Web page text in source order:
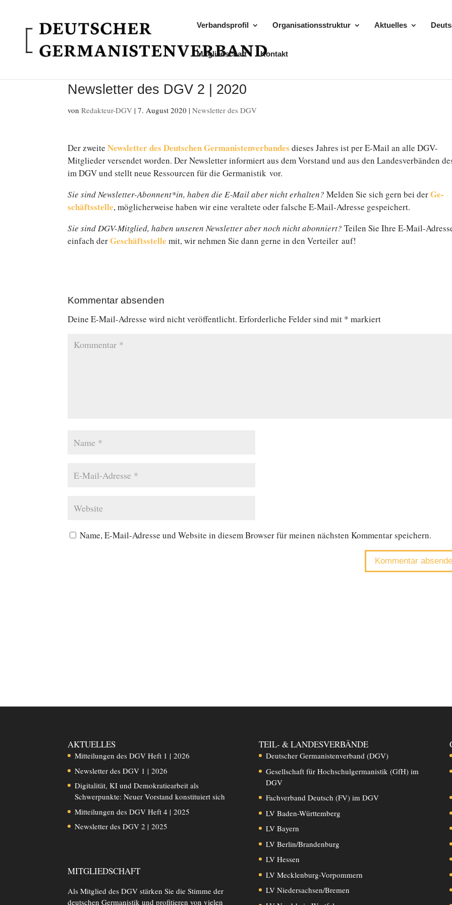
Verbandsprofil Organisationsstruktur Aktuelles
Mitgliedschaft Kontakt
Newsletter des DGV 2 | 2020
vonRedakteur-DGV |7. August 2020 |Newsletter des DGV
Der zweiteNews­let­ter des Deutschen Germanistenverbandes dieses Jahres ist per E‑Mail an alle DGV-
Mitglieder ver­sen­det worden. Der News­let­ter in­for­miert aus dem Vor­stand und aus den Lan­des­ver­bän­den
im DGV und stellt neue Res­sour­cen für die Ger­ma­nis­tik vor.
Sie sind Newsletter-Abonnent*in, haben die E‑Mail aber nicht er­hal­ten? Melden Sie sich gern bei derGe­
schäfts­stel­le, mög­li­cher­wei­se haben wir eine ver­al­te­te oder falsche E‑Mail-Adresse gespeichert.
Sie sind DGV-Mitglied, haben unseren News­let­ter aber noch nicht abon­niert? Teilen Sie Ihre E‑Mail-
einfach derGe­schäfts­stel­le mit, wir nehmen Sie dann gerne in den Ver­tei­ler auf!
Kommentar absenden
Deine E-Mail-Adresse wird nicht veröffentlicht. Erforderliche Felder sind mit * markiert
Name, E-Mail-Adresse und Website in diesem Browser für meinen nächsten Kommentar speichern.
AKTUELLES
Mitteilungen des DGV Heft 1 | 2026
Newsletter des DGV 1 | 2026
Digitalität, KI und Demokratiearbeit als
Schwerpunkte: Neuer Vorstand konstituiert sich
Mitteilungen des DGV Heft 4 | 2025
Newsletter des DGV 2 | 2025
MITGLIEDSCHAFT
Als Mitglied des DGV stärken Sie die Stimme der
deutschen Germanistik und profitieren von vielen
TEIL- & LANDESVERBÄNDE
Deutscher Germanistenverband (DGV)
Gesellschaft für Hochschulgermanistik (GfH) im
DGV
Fachverband Deutsch (FV) im DGV
LV Baden-Württemberg
LV Bayern
LV Berlin/Brandenburg
LV Hessen
LV Mecklenburg-Vorpommern
LV Niedersachsen/Bremen